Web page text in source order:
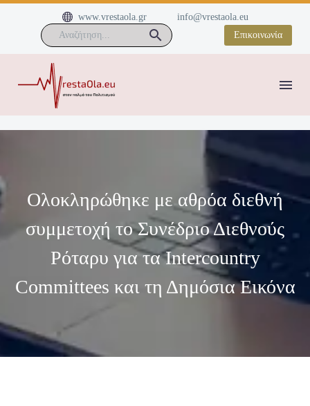

 www.vrestaola.gr
info@vrestaola.eu
Επικοινωνία
Ολοκληρώθηκε με αθρόα διεθνή
συμμετοχή το Συνέδριο Διεθνούς
Ρόταρυ για τα Intercountry
Committees και τη Δημόσια Εικόνα